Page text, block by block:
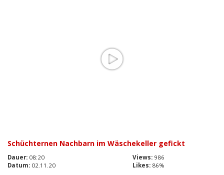
Schüchternen Nachbarn im Wäschekeller gefickt
Dauer: 08:20 Views: 986
Datum: 02.11.20 Likes: 86%